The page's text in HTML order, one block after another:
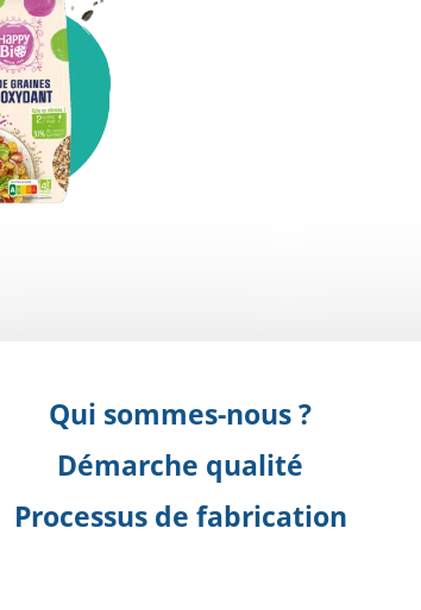
Qui sommes-nous ?
Démarche qualité
Processus de fabrication